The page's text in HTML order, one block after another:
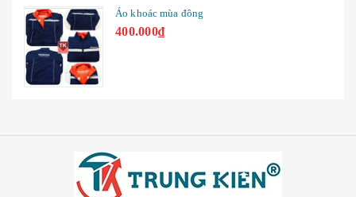
Áo khoác mùa đông
400.000₫